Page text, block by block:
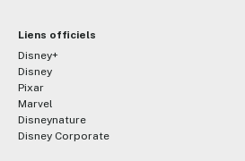
Liens officiels
Disney+
Disney
Pixar
Marvel
Disneynature
Disney Corporate